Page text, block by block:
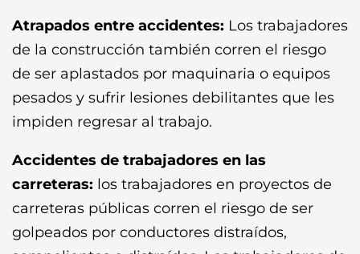
Atrapados entre accidentes: Los trabajadores
de la construcción también corren el riesgo
de ser aplastados por maquinaria o equipos
pesados ​​y sufrir lesiones debilitantes que les
impiden regresar al trabajo.
Accidentes de trabajadores en las
carreteras: los trabajadores en proyectos de
carreteras públicas corren el riesgo de ser
golpeados por conductores distraídos,